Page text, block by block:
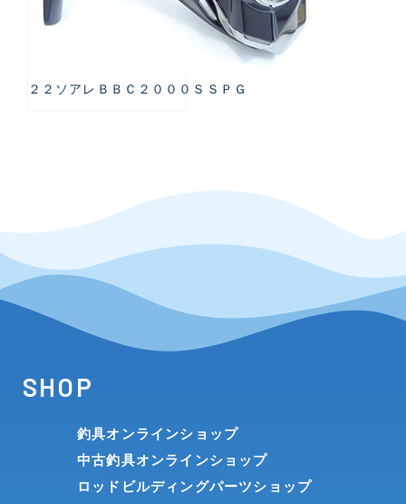
２２ソアレＢＢＣ２０００ＳＳＰＧ
SHOP
釣具オンラインショップ
中古釣具オンラインショップ
ロッドビルディングパーツショップ